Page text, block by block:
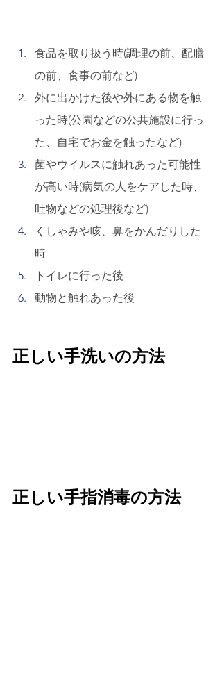
食品を取り扱う時(調理の前、配膳
の前、食事の前など)
外に出かけた後や外にある物を触
った時(公園などの公共施設に行っ
た、自宅でお金を触ったなど)
菌やウイルスに触れあった可能性
が高い時(病気の人をケアした時、
吐物などの処理後など)
くしゃみや咳、鼻をかんだりした
時
トイレに行った後
動物と触れあった後
正しい手洗いの方法
正しい手指消毒の方法